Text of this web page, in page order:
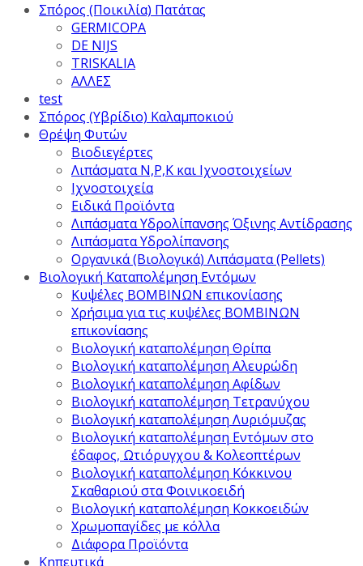
Σπόρος (Ποικιλία) Πατάτας
GERMICOPA
DE NIJS
TRISKALIA
ΑΛΛΕΣ
test
Σπόρος (Υβρίδιο) Καλαμποκιού
Θρέψη Φυτών
Βιοδιεγέρτες
Λιπάσματα Ν,Ρ,Κ και Ιχνοστοιχείων
Ιχνοστοιχεία
Ειδικά Προϊόντα
Λιπάσματα Υδρολίπανσης Όξινης Αντίδρασης
Λιπάσματα Υδρολίπανσης
Οργανικά (Βιολογικά) Λιπάσματα (Pellets)
Βιολογική Καταπολέμηση Εντόμων
Κυψέλες ΒΟΜΒΙΝΩΝ επικονίασης
Χρήσιμα για τις κυψέλες ΒΟΜΒΙΝΩΝ
επικονίασης
Βιολογική καταπολέμηση Θρίπα
Βιολογική καταπολέμηση Αλευρώδη
Βιολογική καταπολέμηση Αφίδων
Βιολογική καταπολέμηση Τετρανύχου
Βιολογική καταπολέμηση Λυριόμυζας
Βιολογική καταπολέμηση Εντόμων στο
έδαφος, Ωτιόρυγχου & Κολεοπτέρων
Βιολογική καταπολέμηση Κόκκινου
Σκαθαριού στα Φοινικοειδή
Βιολογική καταπολέμηση Κοκκοειδών
Χρωμοπαγίδες με κόλλα
Διάφορα Προϊόντα
Κηπευτικά